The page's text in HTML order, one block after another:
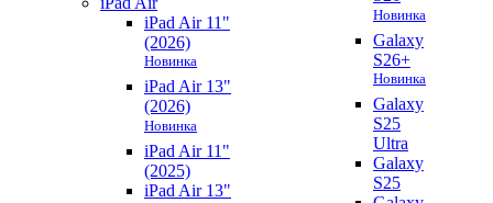
iPad Air 11"
(2026)
Новинка
iPad Air 13"
(2026)
Новинка
iPad Air 11"
(2025)
iPad Air 13"
Новинка
Galaxy
S26+
Новинка
Galaxy
S25
Ultra
Galaxy
S25